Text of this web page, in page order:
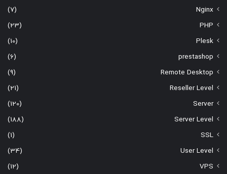
Nginx
(7)
PHP
(23)
Plesk
(10)
prestashop
(6)
Remote Desktop
(9)
Reseller Level
(21)
Server
(120)
Server Level
(188)
SSL
(1)
User Level
(34)
VPS
(12)